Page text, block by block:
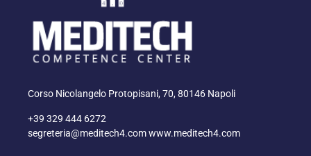
Corso Nicolangelo Protopisani, 70, 80146 Napoli
+39 329 444 6272
segreteria@meditech4.com www.meditech4.com